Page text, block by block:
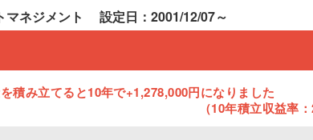
マネジメント 設定日：2001/12/07～
積み立てると10年で+1,278,000円になりました
（10年積立収益率